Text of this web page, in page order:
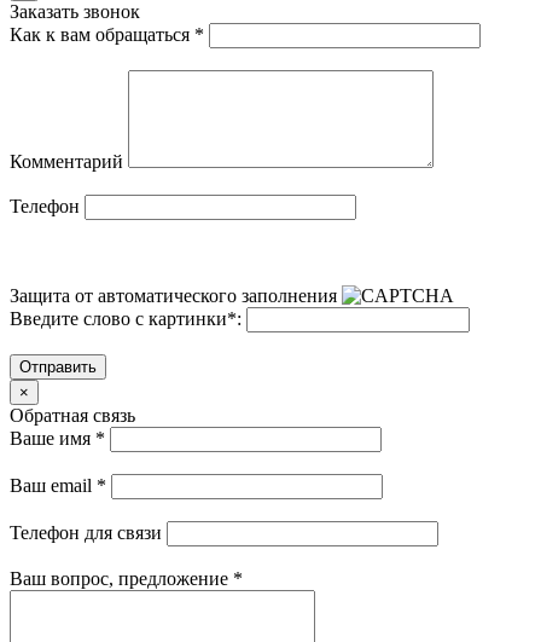
Заказать звонок
Как к вам обращаться *
Комментарий
Телефон
Защита от автоматического заполнения
Введите слово с картинки*:
Отправить
×
Обратная связь
Ваше имя *
Ваш email *
Телефон для связи
Ваш вопрос, предложение *